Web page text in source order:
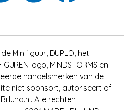
Minifiguur, DUPLO, het
logo, MINDSTORMS en
handelsmerken van de
niet sponsort, autoriseert of
Alle rechten